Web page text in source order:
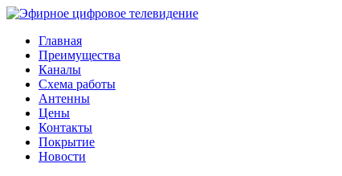
Главная
Преимущества
Каналы
Схема работы
Антенны
Цены
Контакты
Покрытие
Новости